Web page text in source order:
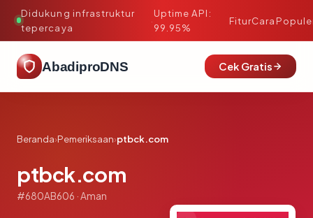
Didukung infrastruktur
tepercaya
·
Uptime API:
99.95%
FiturCara
AbadiproDNS Cek Gratis
Beranda›Pemeriksaan›ptbck.com
ptbck.com
#680AB606 · Aman